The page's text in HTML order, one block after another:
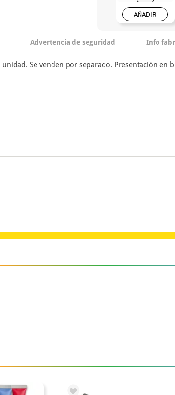
AÑADIR
Advertencia de seguridad Info
Se venden por separado. Presentación en